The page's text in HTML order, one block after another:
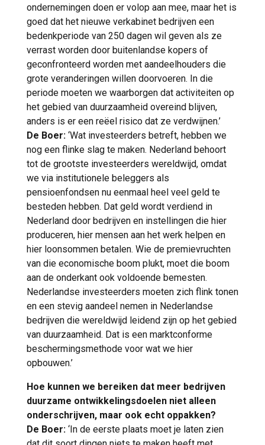
ondernemingen doen er volop aan mee, maar het is
goed dat het nieuwe verkabinet bedrijven een
bedenkperiode van 250 dagen wil geven als ze
verrast worden door buitenlandse kopers of
geconfronteerd worden met aandeelhouders die
grote veranderingen willen doorvoeren. In die
periode moeten we waarborgen dat activiteiten op
het gebied van duurzaamheid overeind blijven,
anders is er een reëel risico dat ze verdwijnen.’
De Boer: ‘Wat investeerders betreft, hebben we
nog een flinke slag te maken. Nederland behoort
tot de grootste investeerders wereldwijd, omdat
we via institutionele beleggers als
pensioenfondsen nu eenmaal heel veel geld te
besteden hebben. Dat geld wordt verdiend in
Nederland door bedrijven en instellingen die hier
produceren, hier mensen aan het werk helpen en
hier loonsommen betalen. Wie de premievruchten
van die economische boom plukt, moet die boom
aan de onderkant ook voldoende bemesten.
Nederlandse investeerders moeten zich flink tonen
en een stevig aandeel nemen in Nederlandse
bedrijven die wereldwijd leidend zijn op het gebied
van duurzaamheid. Dat is een marktconforme
beschermingsmethode voor wat we hier
opbouwen.’
Hoe kunnen we bereiken dat meer bedrijven
duurzame ontwikkelingsdoelen niet alleen
onderschrijven, maar ook echt oppakken?
De Boer: ‘In de eerste plaats moet je laten zien